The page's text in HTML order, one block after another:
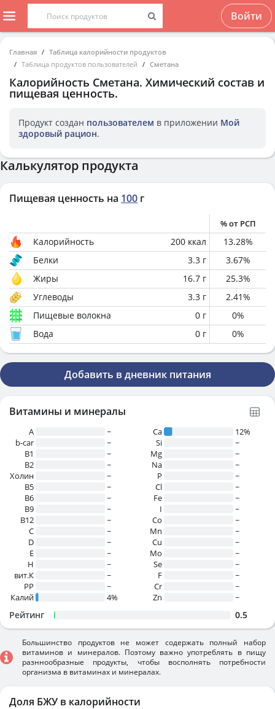
Войти
Главная
Таблица калорийности продуктов
Таблица продуктов пользователей
Cметана
Калорийность Cметана. Химический состав и
пищевая ценность.
Продукт создан пользователем в приложении Мой
здоровый рацион.
Калькулятор продукта
Пищевая ценность на 100 г
% от РСП
Калорийность 200 ккал 13.28%
Белки
3.3 г 3.67%
Жиры
16.7 г 25.3%
Углеводы
3.3 г 2.41%
Пищевые волокна
0 г 0%
Вода
0 г 0%
Добавить в дневник питания
Витамины и минералы
A
~
b-car
~
В1
~
B2
~
Холин
~
B5
~
B6
~
B9
~
B12
~
C
~
D
~
E
~
H
~
вит.К
~
PP
~
Калий
4%
Ca
12%
Si
~
Mg
~
Na
~
P
~
Cl
~
Fe
~
I
~
Co
~
Mn
~
Cu
~
Mo
~
Se
~
F
~
Cr
~
Zn
~
Рейтинг 0.5
Большинство продуктов не может содержать полный набор
витаминов и минералов. Поэтому важно употреблять в пищу
разннообразные продукты, чтобы восполнять потребности
организма в витаминах и минералах.
Доля БЖУ в калорийности